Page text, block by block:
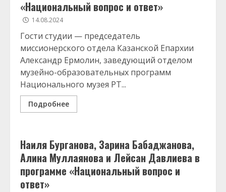
«Национальный вопрос и ответ»
14.08.2024
Гости студии — председатель
миссионерского отдела Казанской Епархии
Александр Ермолин, заведующий отделом
музейно-образовательных программ
Национального музея РТ...
Подробнее
Наиля Бурганова, Зарина Бабаджанова,
Алина Муллаянова и Лейсан Давлиева в
программе «Национальный вопрос и
ответ»